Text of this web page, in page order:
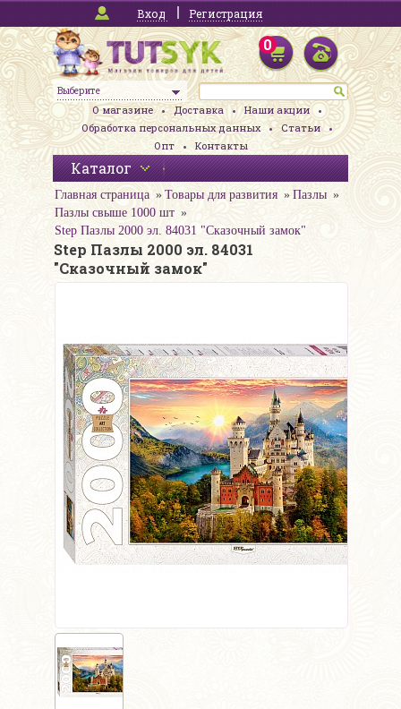
Вход Регистрация
Выберите
0
О магазине Доставка
Наши акции
Обработка персональных данных
Статьи
Опт
Контакты
Каталог
Главная страница Товары для развития
Пазлы
Пазлы свыше 1000 шт
Step Пазлы 2000 эл. 84031 "Сказочный замок"
Step Пазлы 2000 эл. 84031
"Сказочный замок"